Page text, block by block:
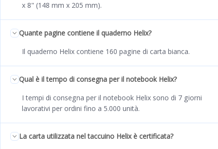
x 8" (148 mm x 205 mm).
Quante pagine contiene il quaderno Helix?
Il quaderno Helix contiene 160 pagine di carta bianca.
Qual è il tempo di consegna per il notebook Helix?
I tempi di consegna per il notebook Helix sono di 7 giorni
lavorativi per ordini fino a 5.000 unità.
La carta utilizzata nel taccuino Helix è certificata?